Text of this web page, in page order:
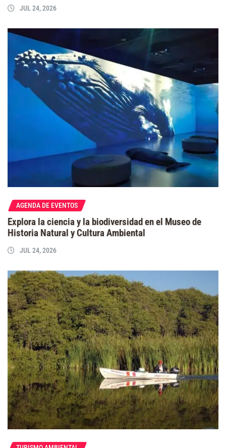
JUL 24, 2026
AGENDA DE EVENTOS
Explora la ciencia y la biodiversidad en el Museo de
Historia Natural y Cultura Ambiental
JUL 24, 2026